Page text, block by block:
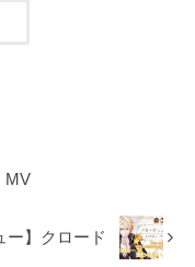
MV
ー】クロード